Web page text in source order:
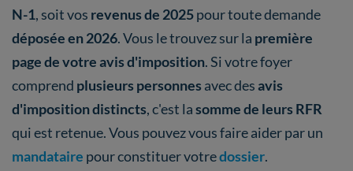
N-1, soit vos revenus de 2025pour toute demande
déposée en 2026. Vous le trouvez sur la première
page de votre avis d'imposition. Si votre foyer
comprend plusieurs personnes avec desavis
d'imposition distincts, c'est lasomme de leurs RFR
qui est retenue. Vous pouvez vous faire aider par un
mandataire pour constituer votredossier.